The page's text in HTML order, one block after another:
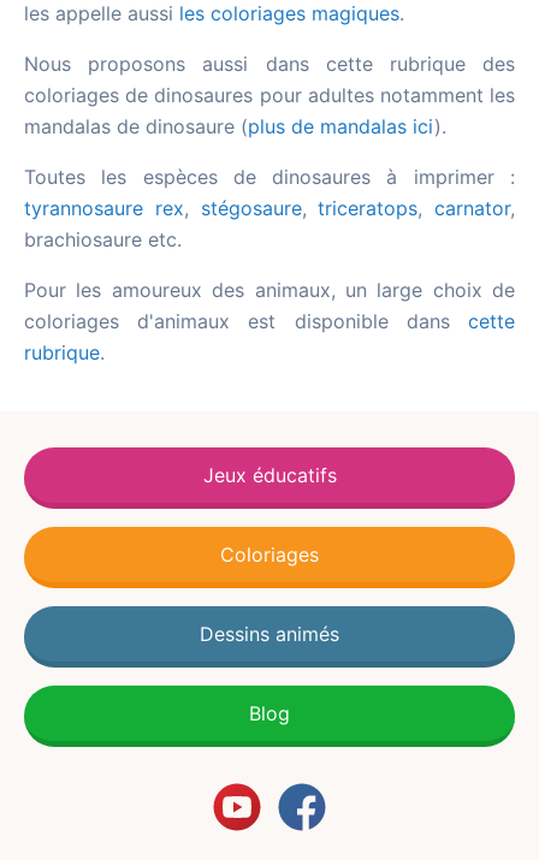
les appelle aussi les coloriages magiques.
Nous proposons aussi dans cette rubrique des
coloriages de dinosaures pour adultes notamment les
mandalas de dinosaure (plus de mandalas ici).
Toutes les espèces de dinosaures à imprimer :
tyrannosaure rex, stégosaure,triceratops, carnator,
brachiosaure etc.
Pour les amoureux des animaux, un large choix de
coloriages d'animaux est disponible dans cette
rubrique.
Jeux éducatifs
Coloriages
Dessins animés
Blog